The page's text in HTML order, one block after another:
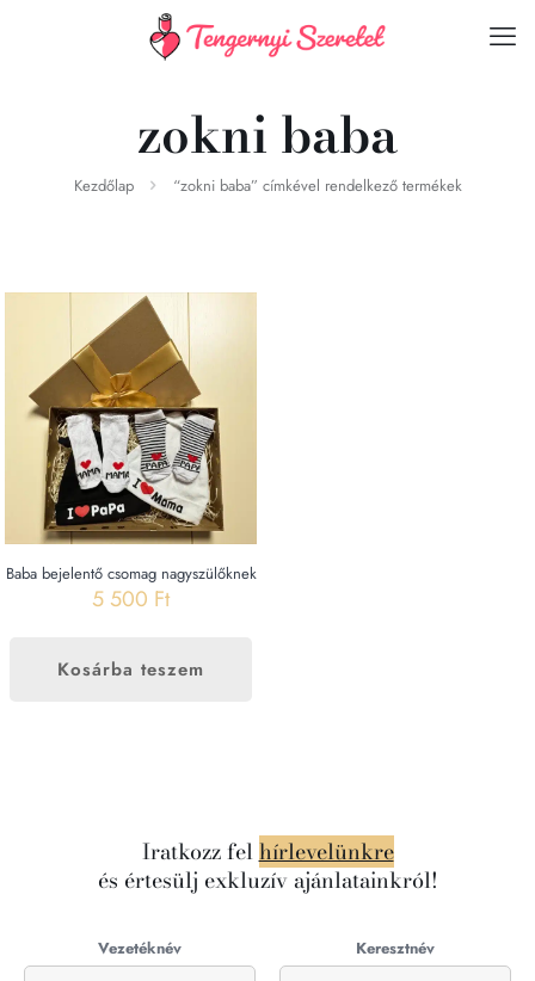
zokni baba
Kezdőlap “zokni baba” címkével rendelkező termékek
Baba bejelentő csomag nagyszülőknek
5 500 Ft
Kosárba teszem
Iratkozz felhírlevelünkre
és értesülj exkluzív ajánlatainkról!
Vezetéknév Keresztnév